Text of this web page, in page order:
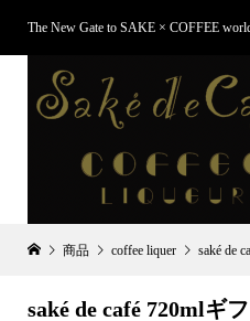
The New Gate to SAKE × COFFEE
商品 coffee liquer saké de
saké de café 720mlギ